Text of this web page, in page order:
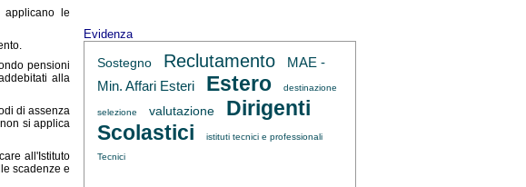
le
pensioni
alla
di assenza
si applica
all'Istituto
scadenze e
Evidenza
Sostegno Reclutamento
MAE -
Min. Affari Esteri
Estero destinazione
selezione valutazione
Dirigenti
Scolastici
istituti tecnici e professionali
Tecnici